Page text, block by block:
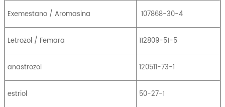
Exemestano / Aromasina 107868-30-4
Letrozol / Femara 112809-51-5
anastrozol 120511-73-1
estriol 50-27-1